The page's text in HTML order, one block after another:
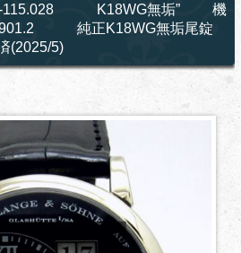
115.028 K18WG無垢” 機
純正K18WG無垢尾錠
5)